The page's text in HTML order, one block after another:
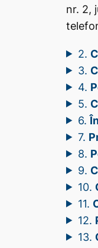
nr. 2,
2.
3.
4.
5.
6.
7.
8.
9.
10.
11.
12.
13.